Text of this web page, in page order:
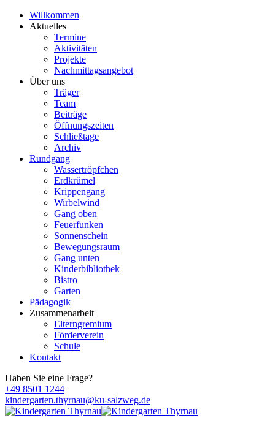
Willkommen
Aktuelles
Termine
Aktivitäten
Projekte
Nachmittagsangebot
Über uns
Träger
Team
Beiträge
Öffnungszeiten
Schließtage
Archiv
Rundgang
Wassertröpfchen
Erdkrümel
Krippengang
Wirbelwind
Gang oben
Feuerfunken
Sonnenschein
Bewegungsraum
Gang unten
Kinderbibliothek
Bistro
Garten
Pädagogik
Zusammenarbeit
Elterngremium
Förderverein
Schule
Kontakt
Haben Sie eine Frage?
+49 8501 1244
kindergarten.thyrnau@ku-salzweg.de